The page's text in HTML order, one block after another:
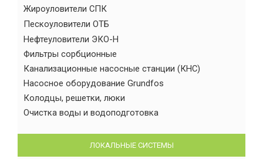
Жироуловители СПК
Пескоуловители ОТБ
Нефтеуловители ЭКО-Н
Фильтры сорбционные
Канализационные насосные станции (КНС)
Насосное оборудование Grundfos
Колодцы, решетки, люки
Очистка воды и водоподготовка
ЛОКАЛЬНЫЕ СИСТЕМЫ